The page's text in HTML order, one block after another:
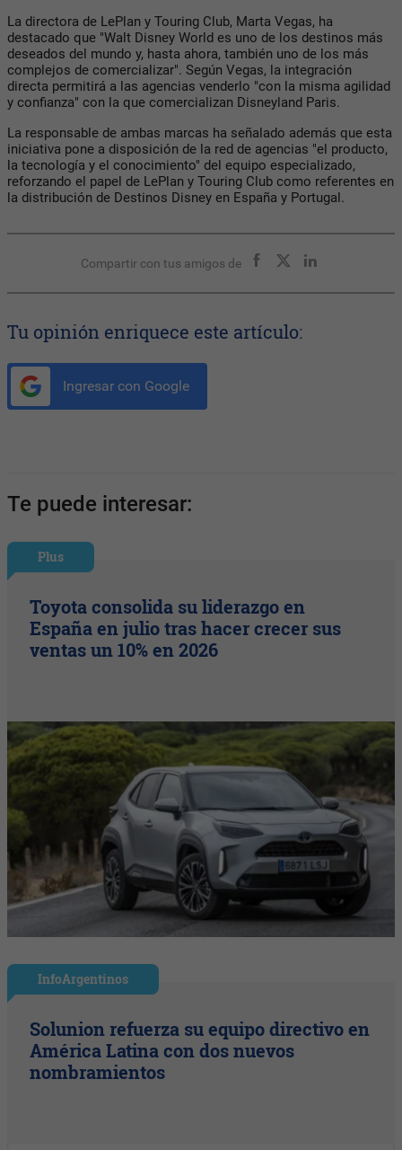
La directora de LePlan y Touring Club, Marta Vegas, ha
destacado que "Walt Disney World es uno de los destinos más
deseados del mundo y, hasta ahora, también uno de los más
complejos de comercializar". Según Vegas, la integración
directa permitirá a las agencias venderlo "con la misma agilidad
y confianza" con la que comercializan Disneyland Paris.
La responsable de ambas marcas ha señalado además que esta
iniciativa pone a disposición de la red de agencias "el producto,
la tecnología y el conocimiento" del equipo especializado,
reforzando el papel de LePlan y Touring Club como referentes en
la distribución de Destinos Disney en España y Portugal.
Compartir con tus amigos de
Tu opinión enriquece este artículo:
Ingresar con Google
Te puede interesar:
Plus
Toyota consolida su liderazgo en
España en julio tras hacer crecer sus
ventas un 10% en 2026
InfoArgentinos
Solunion refuerza su equipo directivo en
América Latina con dos nuevos
nombramientos